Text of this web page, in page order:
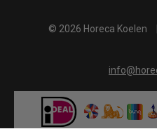
© 2026 Horeca Koelen